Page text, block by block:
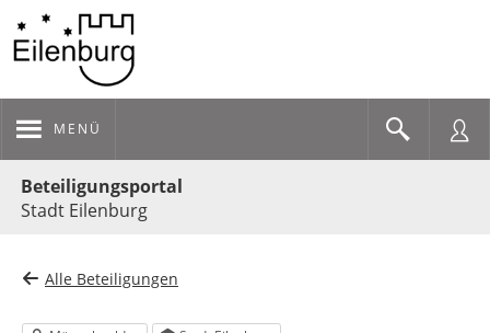
MENÜ
Beteiligungsportal
Stadt Eilenburg
Alle Beteiligungen